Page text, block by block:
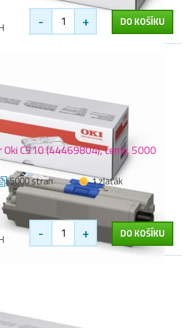
- + DO KOŠÍKU
Oki C510 (44469804), černý, 5000
5000 stran
1 zlaťák
- + DO KOŠÍKU